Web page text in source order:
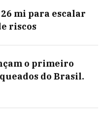
mi para escalar
riscos
o primeiro
do Brasil.